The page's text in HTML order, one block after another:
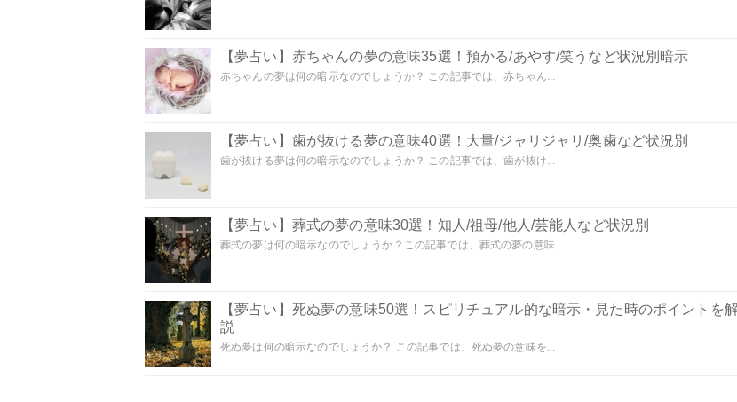
【夢占い】赤ちゃんの夢の意味35選！預かる/あやす/笑うなど状況別暗示
赤ちゃんの夢は何の暗示なのでしょうか？ この記事では、赤ちゃん...
【夢占い】歯が抜ける夢の意味40選！大量/ジャリジャリ/奥歯など状況別
歯が抜ける夢は何の暗示なのでしょうか？ この記事では、歯が抜け...
【夢占い】葬式の夢の意味30選！知人/祖母/他人/芸能人など状況別
葬式の夢は何の暗示なのでしょうか？この記事では、葬式の夢の意味...
【夢占い】死ぬ夢の意味50選！スピリチュアル的な暗示・見た時のポイントを
説
死ぬ夢は何の暗示なのでしょうか？ この記事では、死ぬ夢の意味を...